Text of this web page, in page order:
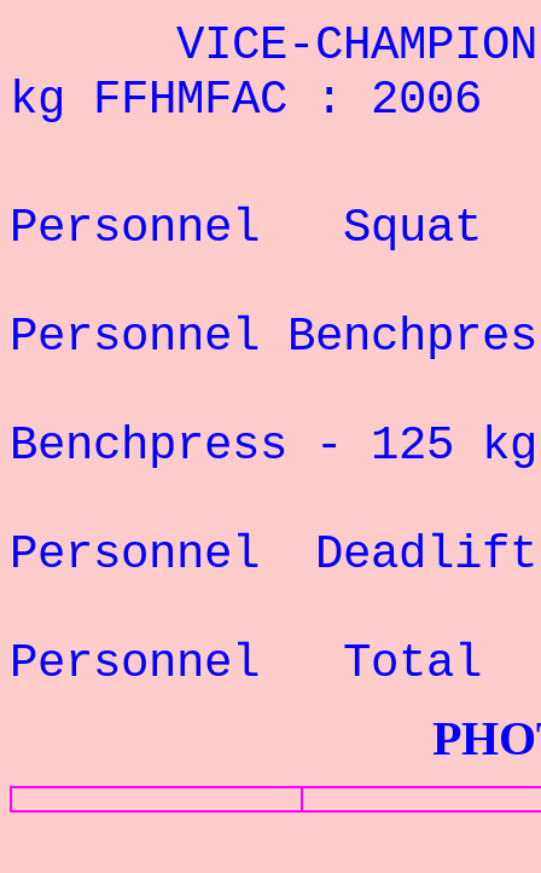
VICE-
kg FFHMFAC : 2006
Personnel
Personnel
Benchpress - 125
Personnel
Personnel
PHOTOS